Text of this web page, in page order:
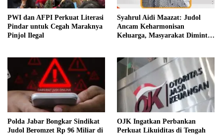
PWI dan AFPI Perkuat Literasi
Pindar untuk Cegah Maraknya
Pinjol Ilegal
Syahrul Aidi Maazat: Judol
Ancam Keharmonisan
Keluarga, Masyarakat Diminta
Polda Jabar Bongkar Sindikat
Judol Beromzet Rp 96 Miliar di
OJK Ingatkan Perbankan
Perkuat Likuiditas di Tengah